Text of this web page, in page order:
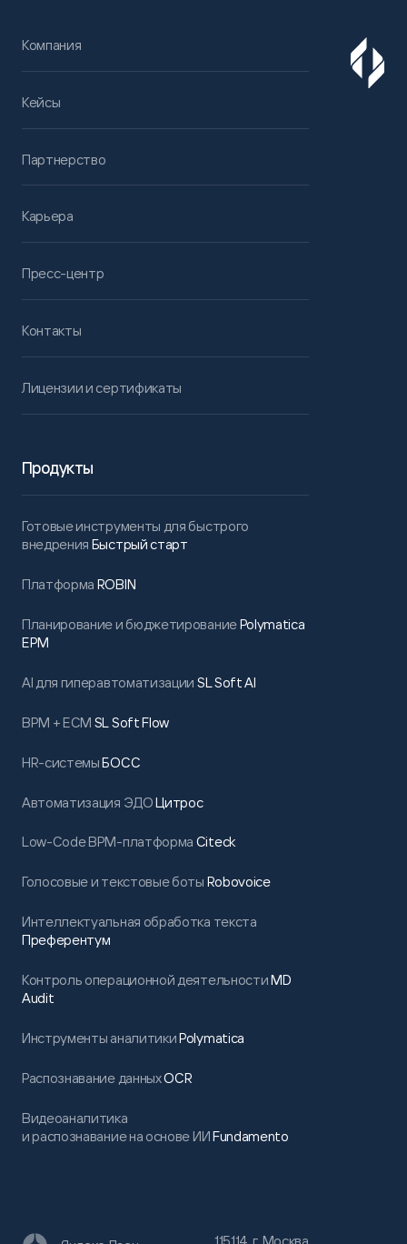
Компания
Кейсы
Партнерство
Карьера
Пресс-центр
Контакты
Лицензии и сертификаты
Продукты
Готовые инструменты для быстрого
внедрения Быстрый старт
Платформа ROBIN
Планирование и бюджетированиеPolymatica
EPM
AI для гиперавтоматизации SL Soft AI
BPM + ECM SL Soft Flow
HR-системыБОСС
Автоматизация ЭДОЦитрос
Low-Code BPM-платформа Citeck
Голосовые и текстовые боты Robovoice
Интеллектуальная обработка текста
Преферентум
Контроль операционной деятельностиMD
Audit
Инструменты аналитикиPolymatica
Распознавание данныхOCR
Видеоаналитика
и распознавание на основе ИИFundamento